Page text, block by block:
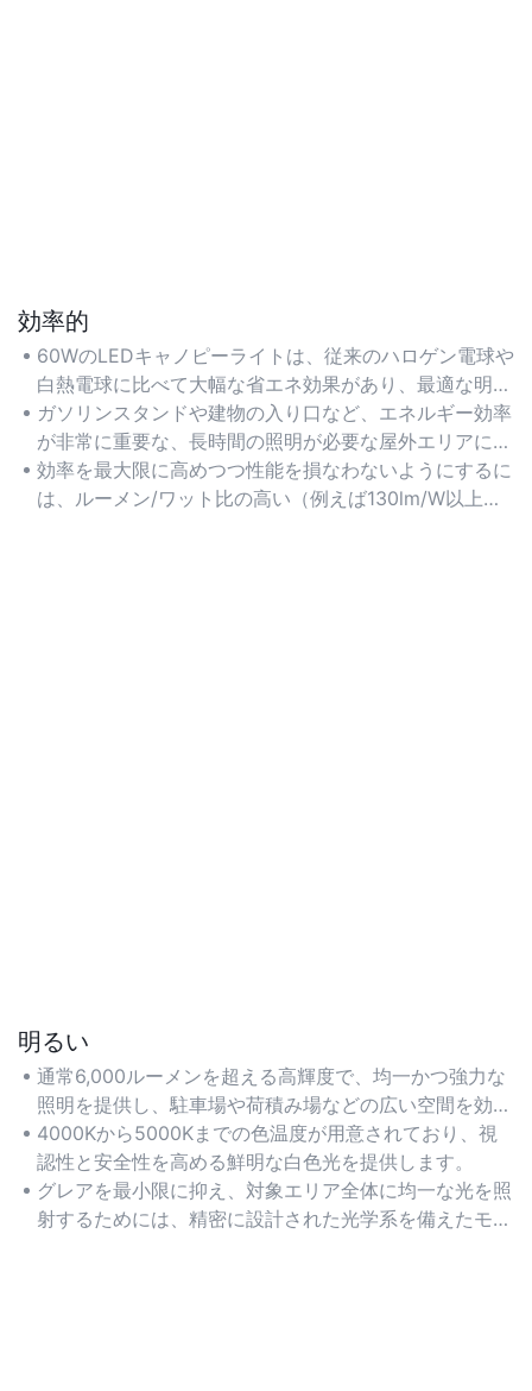
効率的
60WのLEDキャノピーライトは、従来のハロゲン電球や
白熱電球に比べて大幅な省エネ効果があり、最適な明る
さを維持しながら電気代を削減します。
ガソリンスタンドや建物の入り口など、エネルギー効率
が非常に重要な、長時間の照明が必要な屋外エリアに最
適です。
効率を最大限に高めつつ性能を損なわないようにするに
は、ルーメン/ワット比の高い（例えば130lm/W以上）
明るい
通常6,000ルーメンを超える高輝度で、均一かつ強力な
照明を提供し、駐車場や荷積み場などの広い空間を効果
的に照らします。
4000Kから5000Kまでの色温度が用意されており、視
認性と安全性を高める鮮明な白色光を提供します。
グレアを最小限に抑え、対象エリア全体に均一な光を照
射するためには、精密に設計された光学系を備えたモデ